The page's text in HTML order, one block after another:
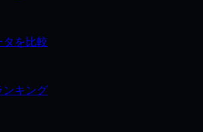
タを比較
ンキング